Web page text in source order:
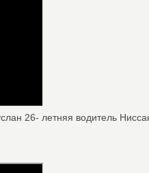
26- летняя водитель